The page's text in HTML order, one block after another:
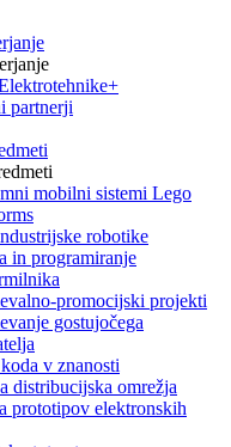
partnerji
mobilni sistemi Lego
robotike
in programiranje
promocijski projekti
gostujočega
v znanosti
distribucijska omrežja
prototipov elektronskih